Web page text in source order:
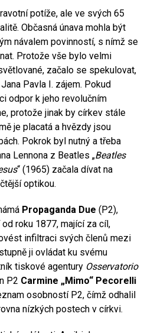
potíže, ale ve svých 65
Občasná únava mohla být
návalem povinností, s nímž se
Protože vše bylo velmi
začalo se spekulovat,
Pavla I. zájem. Pokud
odpor k jeho revolučním
protože jinak by církev stále
je placatá a hvězdy jsou
Pokrok byl nutný a třeba
Lennona z Beatles „Beatles
“ (1965) začala dívat na
optikou.
Propaganda Due (P2),
roku 1877, mající za cíl,
infiltraci svých členů mezi
ji ovládat ku svému
tiskové agenturyOsservatorio
P2 Carmine „Mimo“ Pecorelli
osobností P2, čímž odhalil
nízkých postech v církvi.